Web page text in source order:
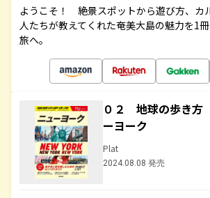
ようこそ！ 絶景スポットから遊び方、カ
人たちが教えてくれた奄美大島の魅力を1
旅へ。
０２ 地球の歩き
ーヨーク
Plat
2024.08.08 発売